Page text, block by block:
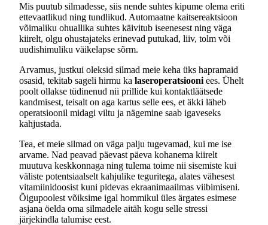
Mis puutub silmadesse, siis nende suhtes kipume olema eriti
ettevaatlikud ning tundlikud. Automaatne kaitsereaktsioon
võimaliku ohuallika suhtes käivitub iseenesest ning väga
kiirelt, olgu ohustajateks erinevad putukad, liiv, tolm või
uudishimuliku väikelapse sõrm.
Arvamus, justkui oleksid silmad meie keha üks hapramaid
osasid, tekitab sageli hirmu ka laseroperatsiooni ees. Ühelt
poolt ollakse tüdinenud nii prillide kui kontaktläätsede
kandmisest, teisalt on aga kartus selle ees, et äkki läheb
operatsioonil midagi viltu ja nägemine saab igaveseks
kahjustada.
Tea, et meie silmad on väga palju tugevamad, kui me ise
arvame. Nad peavad päevast päeva kohanema kiirelt
muutuva keskkonnaga ning tulema toime nii sisemiste kui
väliste potentsiaalselt kahjulike teguritega, alates vähesest
vitamiinidoosist kuni pidevas ekraanimaailmas viibimiseni.
Õigupoolest võiksime igal hommikul üles ärgates esimese
asjana öelda oma silmadele aitäh kogu selle stressi
järjekindla talumise eest.